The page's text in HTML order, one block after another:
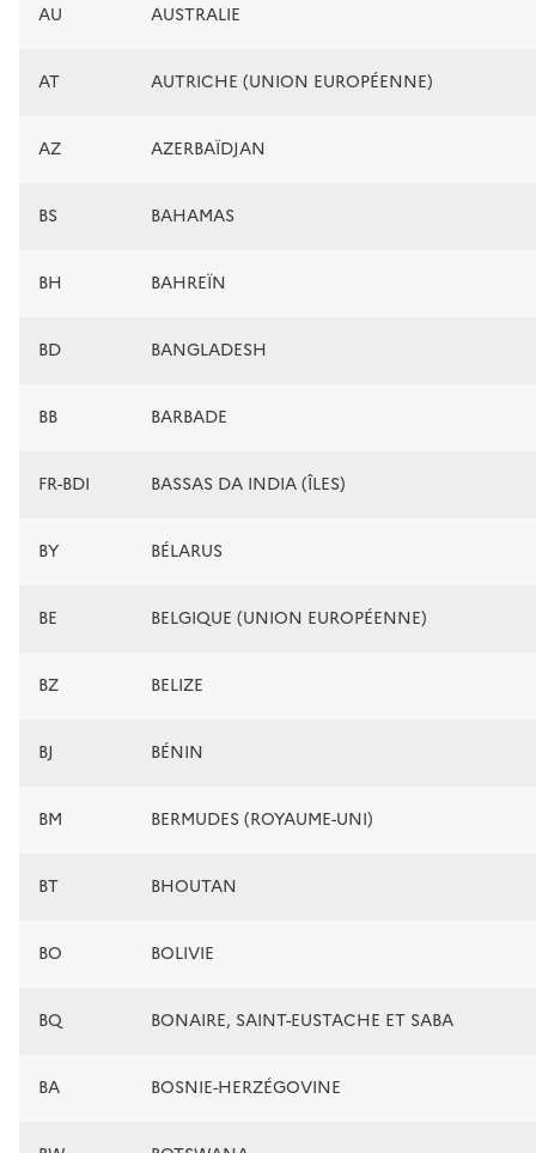
AU AUSTRALIE
AT AUTRICHE (UNION EUROPÉENNE)
AZ AZERBAÏDJAN
BS BAHAMAS
BH BAHREÏN
BD BANGLADESH
BB BARBADE
FR-BDI BASSAS DA INDIA (ÎLES)
BY BÉLARUS
BE BELGIQUE (UNION EUROPÉENNE)
BZ BELIZE
BJ BÉNIN
BM BERMUDES (ROYAUME-UNI)
BT BHOUTAN
BO BOLIVIE
BQ BONAIRE, SAINT-EUSTACHE ET SABA
BA BOSNIE-HERZÉGOVINE